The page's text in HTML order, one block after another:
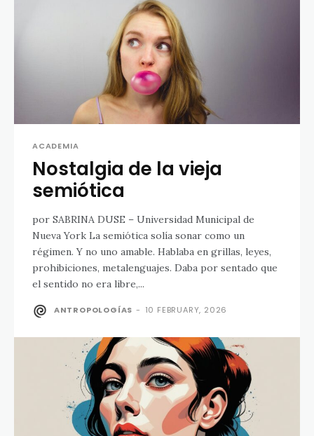
ACADEMIA
Nostalgia de la vieja
semiótica
por SABRINA DUSE – Universidad Municipal de
Nueva York La semiótica solía sonar como un
régimen. Y no uno amable. Hablaba en grillas, leyes,
prohibiciones, metalenguajes. Daba por sentado que
el sentido no era libre,...
ANTROPOLOGÍAS - 10 FEBRUARY, 2026